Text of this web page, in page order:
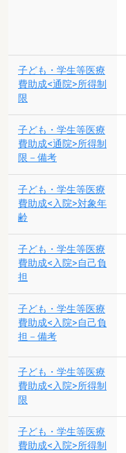
子ども・学生等医療
費助成<通院>所得制
限
子ども・学生等医療
費助成<通院>所得制
限－備考
子ども・学生等医療
費助成<入院>対象年
齢
子ども・学生等医療
費助成<入院>自己負
担
子ども・学生等医療
費助成<入院>自己負
担－備考
子ども・学生等医療
費助成<入院>所得制
限
子ども・学生等医療
費助成<入院>所得制